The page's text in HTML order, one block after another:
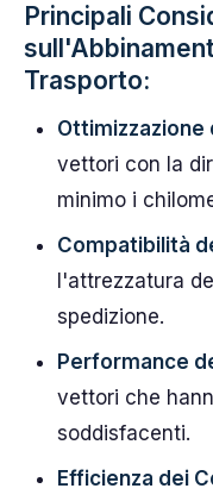
Principali
Trasporto:
Ottimizzazione
vettori con la
minimo i
Compatibilità
l'attrezzatura
spedizione.
Performance
vettori che
soddisfacenti.
Efficienza dei